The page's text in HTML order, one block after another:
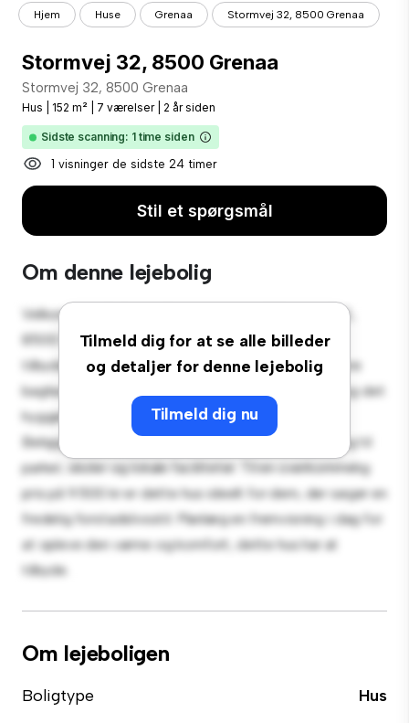
Hjem Huse Grenaa Stormvej 32, 8500 Grenaa
Stormvej 32, 8500 Grenaa
Stormvej 32, 8500 Grenaa
Hus 152 m² 7 værelser 2 år siden
Sidste scanning: 1 time siden
1 visninger de sidste 24 timer
Stil et spørgsmål
Om denne lejebolig
Tilmeld dig for at se alle billeder
og detaljer for denne lejebolig
Tilmeld dig nu
Velkommen til din nye forstadsoase på Stormvej 32,
8500 Grenaa! Dette charmerende 7-værelses hus
tilbyder et rummeligt og indbydende miljø. Den store
baghave er perfekt til udendørs sammenkomster, og det
hyggelige interiør giver et behageligt tilbagetog.
Beliggende i et familievenligt kvarter, har du adgang til
parker, skoler og lokale faciliteter. Til en overkommelig
pris på 9.500 kr er dette hus ideelt for dem, der søger en
fredelig forstadslivsstil. Planlæg en fremvisning i dag for
at opleve den varme og komfort, dette hus har at
tilbyde.
Om lejeboligen
Boligtype
Hus